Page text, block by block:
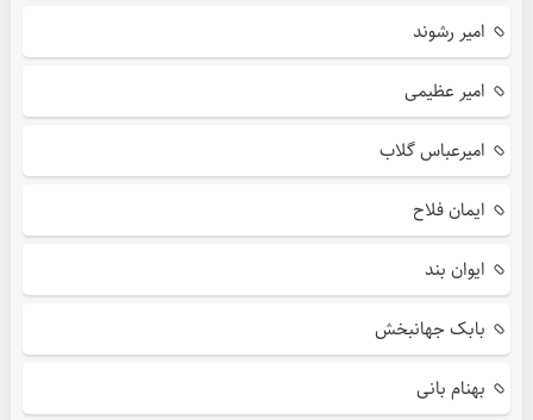
امیر رشوند
امیر عظیمی
امیرعباس گلاب
ایمان فلاح
ایوان بند
بابک جهانبخش
بهنام بانی